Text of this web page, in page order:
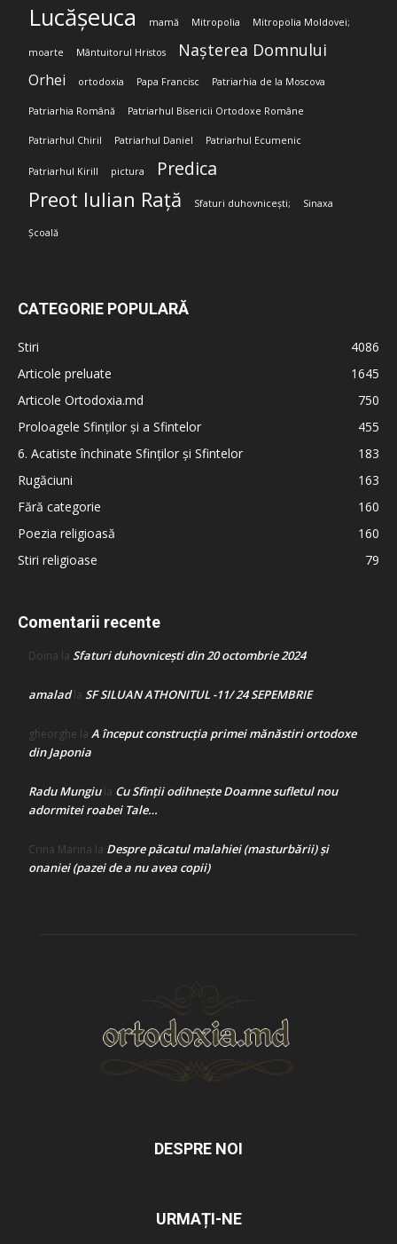
Lucășeuca mamă Mitropolia Mitropolia Moldovei;
moarte Mântuitorul Hristos Nașterea Domnului
Orhei ortodoxia Papa Francisc Patriarhia de la Moscova
Patriarhia Română Patriarhul Bisericii Ortodoxe Române
Patriarhul Chiril Patriarhul Daniel Patriarhul Ecumenic
Patriarhul Kirill pictura Predica
Preot Iulian Rață Sfaturi duhovnicești; Sinaxa
Școală
CATEGORIE POPULARĂ
Stiri
4086
Articole preluate
1645
Articole Ortodoxia.md
750
Proloagele Sfinților și a Sfintelor
455
6. Acatiste închinate Sfinților și Sfintelor
183
Rugăciuni
163
Fără categorie
160
Poezia religioasă
160
Stiri religioase
79
Comentarii recente
Doina la Sfaturi duhovnicești din 20 octombrie 2024
amaladla SF SILUAN ATHONITUL -11/ 24 SEPEMBRIE
gheorghe la A început construcţia primei mănăstiri ortodoxe
din Japonia
Radu Mungiula Cu Sfinții odihnește Doamne sufletul nou
adormitei roabei Tale…
Crina Marina la Despre păcatul malahiei (masturbării) şi
onaniei (pazei de a nu avea copii)
DESPRE NOI
URMAȚI-NE